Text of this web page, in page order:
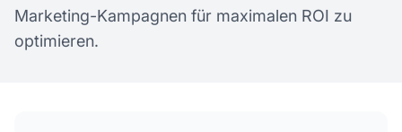
Marketing-Kampagnen für maximalen ROI zu
optimieren.